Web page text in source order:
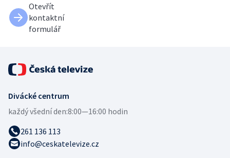
Otevřít
kontaktní
formulář
Divácké centrum
každý všední den:8:00—16:00 hodin
261 136 113
info@ceskatelevize.cz